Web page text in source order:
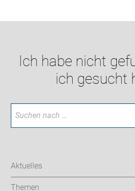
Ich habe nicht
ich gesucht
Aktuelles
Themen